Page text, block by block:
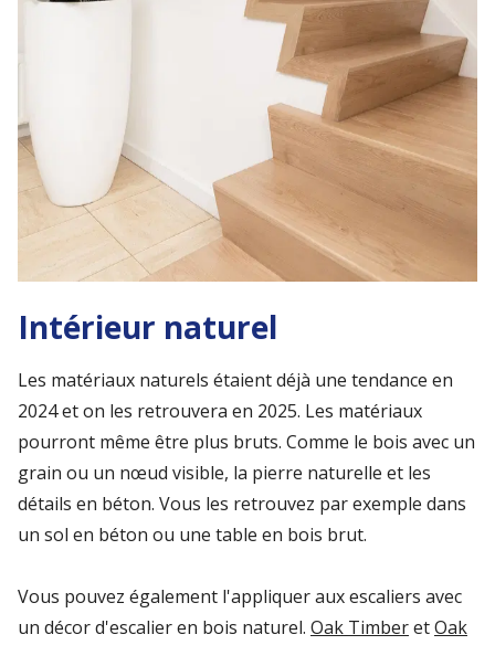
Intérieur naturel
Les matériaux naturels étaient déjà une tendance en
2024 et on les retrouvera en 2025. Les matériaux
pourront même être plus bruts. Comme le bois avec un
grain ou un nœud visible, la pierre naturelle et les
détails en béton. Vous les retrouvez par exemple dans
un sol en béton ou une table en bois brut.
Vous pouvez également l'appliquer aux escaliers avec
un décor d'escalier en bois naturel. Oak TimberetOak